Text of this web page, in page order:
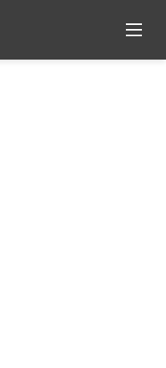
القائمة